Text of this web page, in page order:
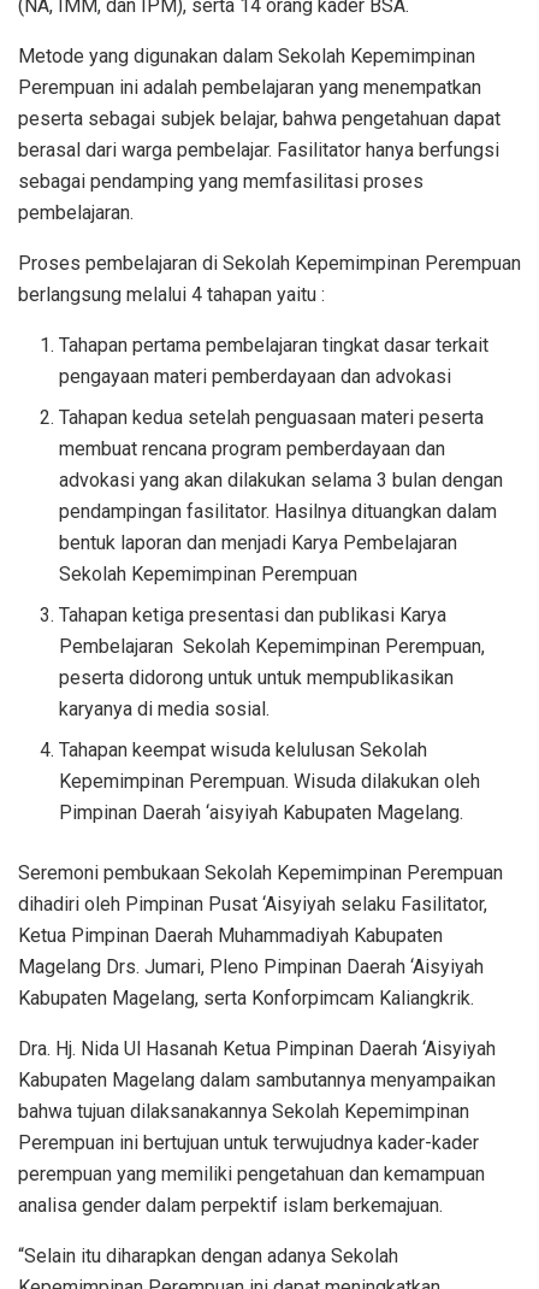
(NA, IMM, dan IPM), serta 14 orang kader BSA.
Metode yang digunakan dalam Sekolah Kepemimpinan
Perempuan ini adalah pembelajaran yang menempatkan
peserta sebagai subjek belajar, bahwa pengetahuan dapat
berasal dari warga pembelajar. Fasilitator hanya berfungsi
sebagai pendamping yang memfasilitasi proses
pembelajaran.
Proses pembelajaran di Sekolah Kepemimpinan Perempuan
berlangsung melalui 4 tahapan yaitu :
Tahapan pertama pembelajaran tingkat dasar terkait
pengayaan materi pemberdayaan dan advokasi
Tahapan kedua setelah penguasaan materi peserta
membuat rencana program pemberdayaan dan
advokasi yang akan dilakukan selama 3 bulan dengan
pendampingan fasilitator. Hasilnya dituangkan dalam
bentuk laporan dan menjadi Karya Pembelajaran
Sekolah Kepemimpinan Perempuan
Tahapan ketiga presentasi dan publikasi Karya
Pembelajaran Sekolah Kepemimpinan Perempuan,
peserta didorong untuk untuk mempublikasikan
karyanya di media sosial.
Tahapan keempat wisuda kelulusan Sekolah
Kepemimpinan Perempuan. Wisuda dilakukan oleh
Pimpinan Daerah ‘aisyiyah Kabupaten Magelang.
Seremoni pembukaan Sekolah Kepemimpinan Perempuan
dihadiri oleh Pimpinan Pusat ‘Aisyiyah selaku Fasilitator,
Ketua Pimpinan Daerah Muhammadiyah Kabupaten
Magelang Drs. Jumari, Pleno Pimpinan Daerah ‘Aisyiyah
Kabupaten Magelang, serta Konforpimcam Kaliangkrik.
Dra. Hj. Nida Ul Hasanah Ketua Pimpinan Daerah ‘Aisyiyah
Kabupaten Magelang dalam sambutannya menyampaikan
bahwa tujuan dilaksanakannya Sekolah Kepemimpinan
Perempuan ini bertujuan untuk terwujudnya kader-kader
perempuan yang memiliki pengetahuan dan kemampuan
analisa gender dalam perpektif islam berkemajuan.
“Selain itu diharapkan dengan adanya Sekolah